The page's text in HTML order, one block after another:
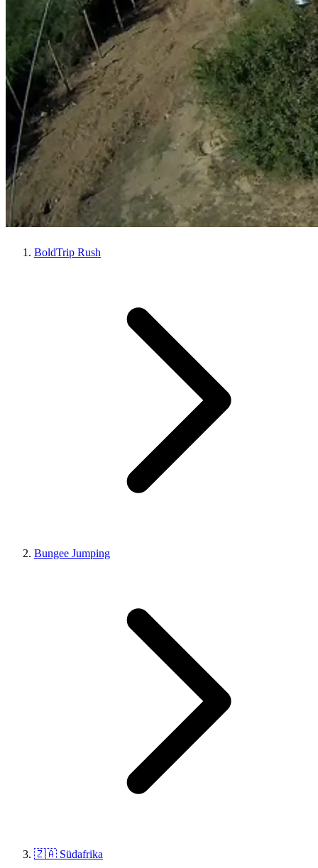
BoldTrip Rush
Bungee Jumping
🇿🇦 Südafrika